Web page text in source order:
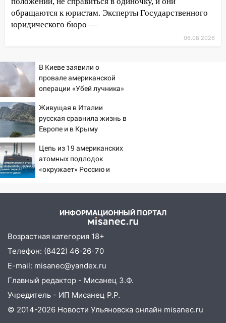
15:47 На улице Радищева сбили
курьера: крупная авария в Ульяновске
Проводил до квартиры и ограбил:
рецидивистом
14:26
В Ульяновске ограничат движение
по улице Ефремова
14:23
67% ульяновцев готовы
передумать увольняться, если им
повысят зарплату
14:01
Инсценировали ДТП и получили
более 4,6 миллиона рублей: перед
судом предстанет банда
В Инзе произошел крупный пожар
В суде защитили репутацию
мужчины, которого необоснованно
обвиняли в жестоком обращении с
животными
12:28 Миллион на «льготниках»: в
провернул хитрую схему с чужими
проездными
обращаются к юристам. Эксперты Государственного
юридического бюро —
06.08.2026
В Киеве заявили о
провале американской
операции «Убей лучника»
Живущая в Италии
русская сравнила жизнь в
Европе и в Крыму
Цепь из 19 американских
атомных подлодок
«окружает» Россию и
ИНФОРМАЦИОННЫЙ ПОРТАЛ
Возрастная категория 18+
Телефон: (8422) 46-26-70
E-mail: misanec@yandex.ru
Главный редактор - Мисанец З.Ф.
Учредитель - ИП Мисанец Р.Р.
© 2014-2026 Новости Ульяновска онлайн misanec.ru